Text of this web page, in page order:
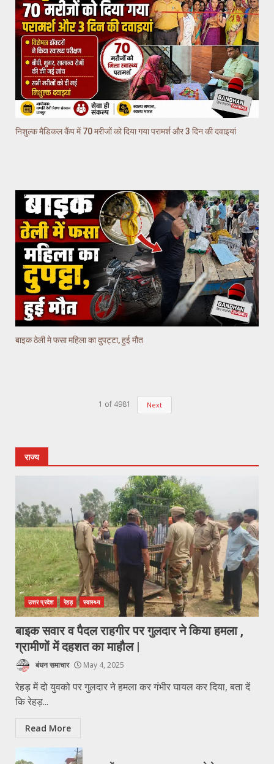
निशुल्क मैडिकल कैंप में 70 मरीजों को दिया गया परामर्श और 3 दिन की दवाइयां
बाइक ठेली मे फसा महिला का दुपट्टा, हुई मौत
1 of 4981 Next
राज्य
उत्तर प्रदेश रेहड़ स्वास्थ्य
बाइक सवार व पैदल राहगीर पर गुलदार ने किया हमला ,
ग्रामीणों में दहशत का माहौल |
बंधन समाचार May 4, 2025
रेहड़ में दो युवको पर गुलदार ने हमला कर गंभीर घायल कर दिया, बता दें
कि रेहड़...
Read More